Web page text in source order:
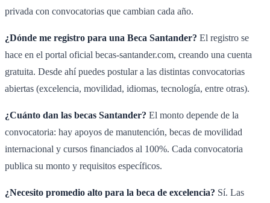
privada con convocatorias que cambian cada año.
¿Dónde me registro para una Beca Santander? El registro se
hace en el portal oficial becas-santander.com, creando una cuenta
gratuita. Desde ahí puedes postular a las distintas convocatorias
abiertas (excelencia, movilidad, idiomas, tecnología, entre otras).
¿Cuánto dan las becas Santander? El monto depende de la
convocatoria: hay apoyos de manutención, becas de movilidad
internacional y cursos financiados al 100%. Cada convocatoria
publica su monto y requisitos específicos.
¿Necesito promedio alto para la beca de excelencia? Sí. Las